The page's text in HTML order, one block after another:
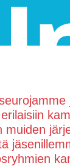
muiden